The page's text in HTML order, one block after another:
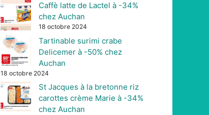
Caffè latte de Lactel à -34%
chez Auchan
18 octobre 2024
Tartinable surimi crabe
Delicemer à -50% chez
Auchan
18 octobre 2024
St Jacques à la bretonne riz
carottes crème Marie à -34%
chez Auchan